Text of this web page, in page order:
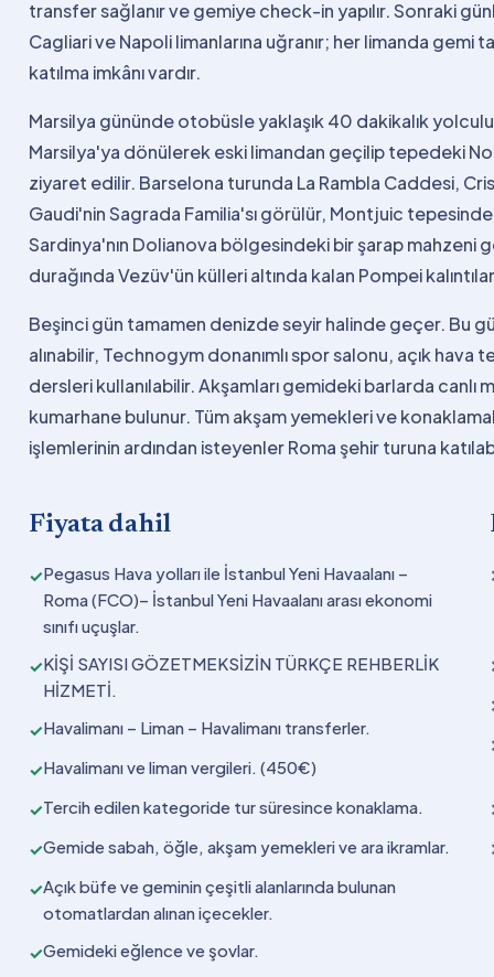
transfer sağlanır ve gemiye check-in yapılır. Sonraki
Cagliari ve Napoli limanlarına uğranır; her limanda
katılma imkânı vardır.
Marsilya gününde otobüsle yaklaşık 40 dakikalık
Marsilya'ya dönülerek eski limandan geçilip tepedeki
ziyaret edilir. Barselona turunda La Rambla Caddesi,
Gaudi'nin Sagrada Familia'sı görülür, Montjuic
Sardinya'nın Dolianova bölgesindeki bir şarap mahzeni
durağında Vezüv'ün külleri altında kalan Pompei
Beşinci gün tamamen denizde seyir halinde geçer. Bu
alınabilir, Technogym donanımlı spor salonu, açık
dersleri kullanılabilir. Akşamları gemideki barlarda
kumarhane bulunur. Tüm akşam yemekleri ve
işlemlerinin ardından isteyenler Roma şehir turuna
Fiyata dahil
✓Pegasus Hava yolları ile İstanbul Yeni Havaalanı –
Roma (FCO)– İstanbul Yeni Havaalanı arası ekonomi
sınıfı uçuşlar.
✓KİŞİ SAYISI GÖZETMEKSİZİN TÜRKÇE REHBERLİK
HİZMETİ.
✓Havalimanı – Liman – Havalimanı transferler.
✓Havalimanı ve liman vergileri. (450€)
✓Tercih edilen kategoride tur süresince konaklama.
✓Gemide sabah, öğle, akşam yemekleri ve ara ikramlar.
✓Açık büfe ve geminin çeşitli alanlarında bulunan
otomatlardan alınan içecekler.
✓Gemideki eğlence ve şovlar.